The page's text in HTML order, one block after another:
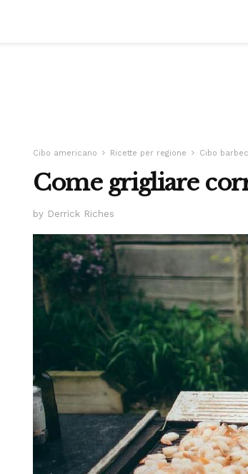
Cibo americano Ricette per regione Cibo
Come grigliare
by Derrick Riches